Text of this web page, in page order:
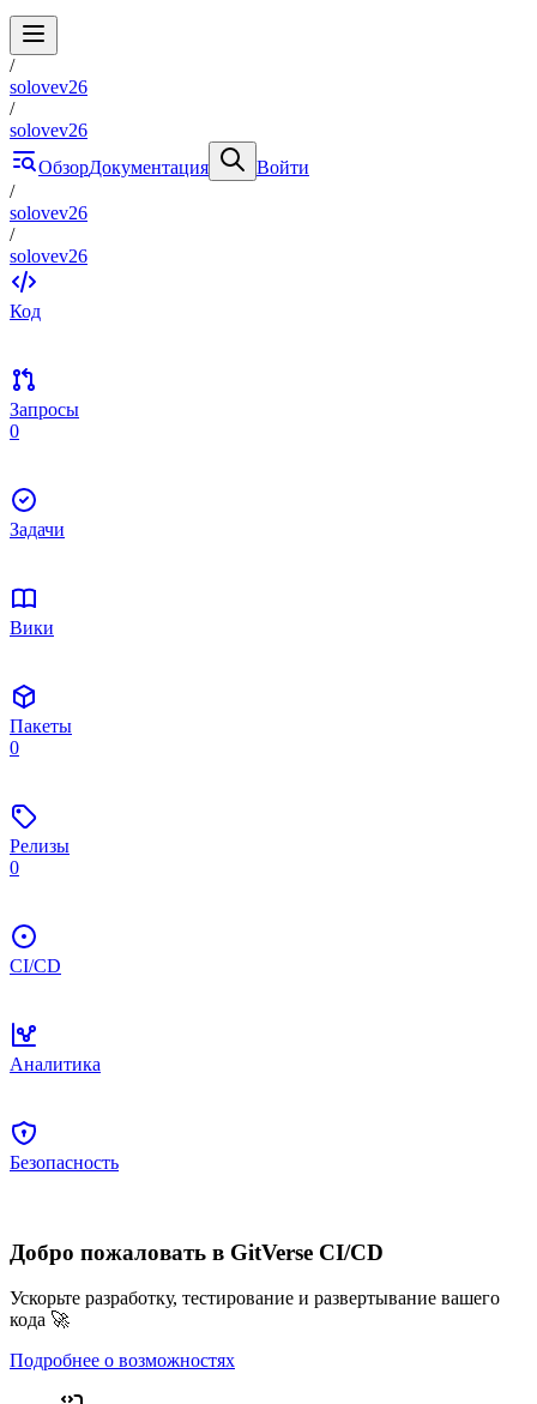
/
solovev26
/
solovev26
ОбзорДокументация
Войти
/
solovev26
/
solovev26
Код
Запросы
0
Задачи
Вики
Пакеты
0
Релизы
0
CI/CD
Аналитика
Безопасность
Добро пожаловать в GitVerse CI/CD
Ускорьте разработку, тестирование и развертывание вашего
кода 🚀
Подробнее о возможностях